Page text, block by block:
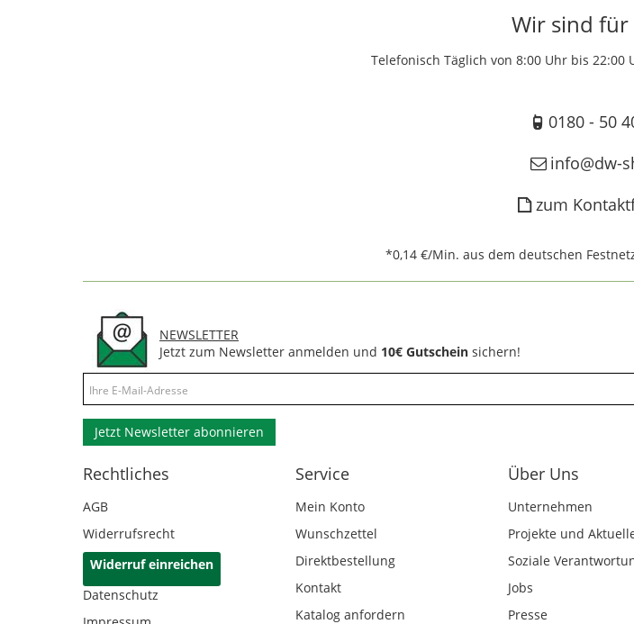
Wir sind für
Telefonisch Täglich von 8:00 Uhr bis 22:00
0180 - 50
info@dw-
zum
*0,14 €/Min. aus dem deutschen
NEWSLETTER
Jetzt zum Newsletter anmelden und 10€ Gutschein sichern!
Jetzt Newsletter abonnieren
Rechtliches
AGB
Widerrufsrecht
Widerruf einreichen
Datenschutz
Service
Mein Konto
Wunschzettel
Direktbestellung
Kontakt
Katalog anfordern
Über Uns
Unternehmen
Projekte und
Soziale
Jobs
Presse